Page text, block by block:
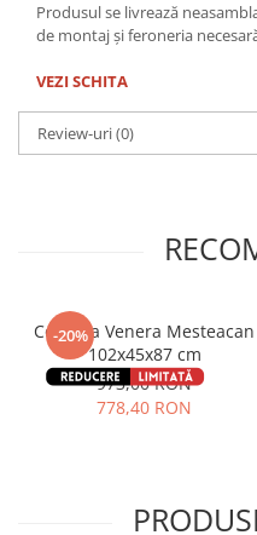
Produsul se livrează
de montaj și feroneria
VEZI SCHITA
Review-uri(0)
-20%
Comoda Venera Mesteacan
102x45x87 cm
973,00 RON
778,40 RON